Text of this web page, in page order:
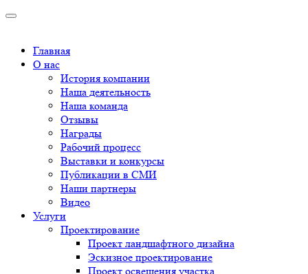
Главная
О нас
История компании
Наша деятельность
Наша команда
Отзывы
Награды
Рабочий процесс
Выставки и конкурсы
Публикации в СМИ
Наши партнеры
Видео
Услуги
Проектирование
Проект ландшафтного дизайна
Эскизное проектирование
Проект освещения участка